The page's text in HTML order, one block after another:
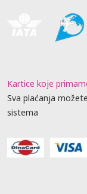
Kartice koje
Sva plaćanja
sistema